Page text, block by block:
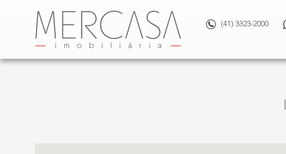
(41) 3323-2000